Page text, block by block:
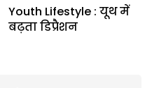
Youth Lifestyle : यूथ में
बढ़ता डिप्रैशन